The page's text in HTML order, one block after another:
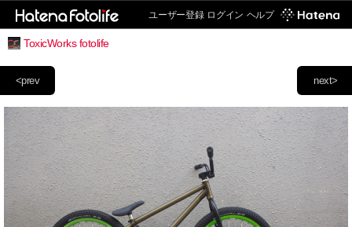
ユーザー登録 ログイン ヘルプ
ToxicWorks fotolife
next>
<prev